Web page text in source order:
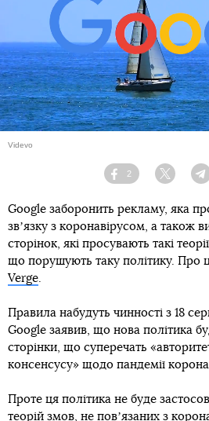
Videvo
Facebook
2
Twitter
Google заборонить рекламу, яка
звʼязку з коронавірусом, а також
сторінок, які просувають такі
що порушують таку політику. Про
Verge.
Правила набудуть чинності з 18
Google заявив, що нова політика
сторінки, що суперечать
консенсусу» щодо пандемії
Проте ця політика не буде
теорій змов, не повʼязаних з